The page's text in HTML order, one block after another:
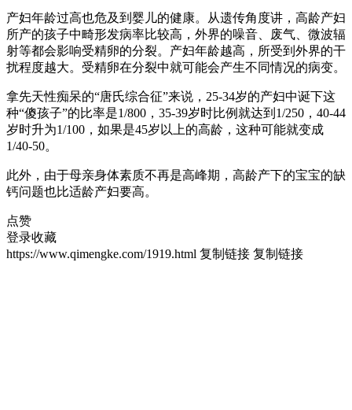
产妇年龄过高也危及到婴儿的健康。从遗传角度讲，高龄产妇
所产的孩子中畸形发病率比较高，外界的噪音、废气、微波辐
射等都会影响受精卵的分裂。产妇年龄越高，所受到外界的干
扰程度越大。受精卵在分裂中就可能会产生不同情况的病变。
拿先天性痴呆的“唐氏综合征”来说，25-34岁的产妇中诞下这
种“傻孩子”的比率是1/800，35-39岁时比例就达到1/250，40-44
岁时升为1/100，如果是45岁以上的高龄，这种可能就变成
1/40-50。
此外，由于母亲身体素质不再是高峰期，高龄产下的宝宝的缺
钙问题也比适龄产妇要高。
点赞
登录收藏
https://www.qimengke.com/1919.html 复制链接 复制链接